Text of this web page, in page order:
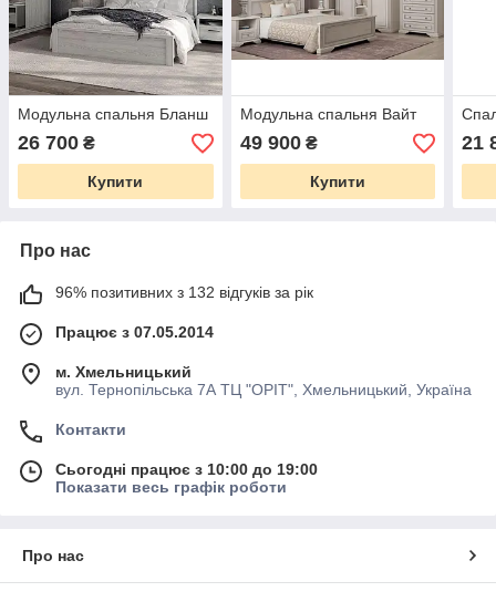
Модульна спальня Бланш
26 700 ₴
Купити
Модульна спальня Вайт
49 900₴
Купити
21
Про нас
96% позитивних з 132 відгуків за рік
Працює з 07.05.2014
м. Хмельницький
вул. Тернопільська 7А ТЦ "ОРІТ", Хмельницький, Україна
Контакти
Сьогодні працює з 10:00 до 19:00
Показати весь графік роботи
Про нас